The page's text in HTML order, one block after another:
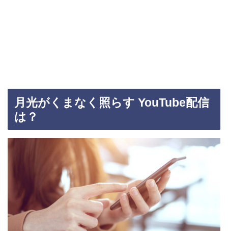
月光がくまなく照らす YouTube配信
は？